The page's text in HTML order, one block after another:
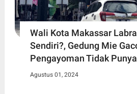
Wali Kota Makassar
Sendiri?, Gedung Mie
Pengayoman Tidak
Agustus 01, 2024